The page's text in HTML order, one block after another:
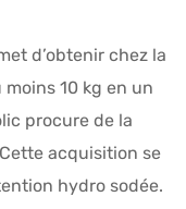
d’obtenir chez la
10 kg en un
procure de la
acquisition se
hydro sodée.